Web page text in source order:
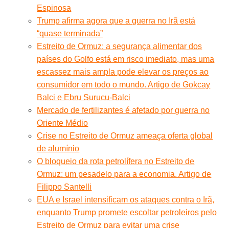
Espinosa
Trump afirma agora que a guerra no Irã está
“quase terminada”
Estreito de Ormuz: a segurança alimentar dos
países do Golfo está em risco imediato, mas uma
escassez mais ampla pode elevar os preços ao
consumidor em todo o mundo. Artigo de Gokcay
Balci e Ebru Surucu-Balci
Mercado de fertilizantes é afetado por guerra no
Oriente Médio
Crise no Estreito de Ormuz ameaça oferta global
de alumínio
O bloqueio da rota petrolífera no Estreito de
Ormuz: um pesadelo para a economia. Artigo de
Filippo Santelli
EUA e Israel intensificam os ataques contra o Irã,
enquanto Trump promete escoltar petroleiros pelo
Estreito de Ormuz para evitar uma crise